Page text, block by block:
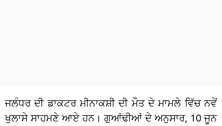
ਚੋਣਾਂ 2026
ਜਲੰਧਰ ਦੀ ਡਾਕਟਰ ਮੀਨਾਕਸ਼ੀ ਦੀ ਮੌਤ ਦੇ ਮਾਮਲੇ ਵਿੱਚ ਨਵੇਂ
ਖੁਲਾਸੇ ਸਾਹਮਣੇ ਆਏ ਹਨ। ਗੁਆਂਢੀਆਂ ਦੇ ਅਨੁਸਾਰ, 10 ਜੂਨ